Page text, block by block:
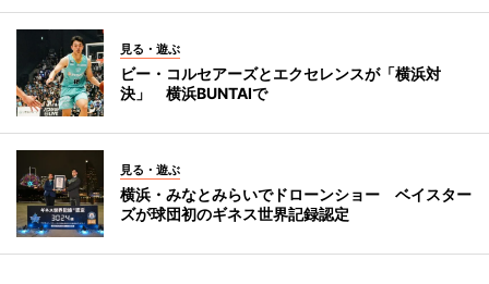
見る・遊ぶ
ビー・コルセアーズとエクセレンスが「横浜対
決」 横浜BUNTAIで
見る・遊ぶ
横浜・みなとみらいでドローンショー ベイスター
ズが球団初のギネス世界記録認定